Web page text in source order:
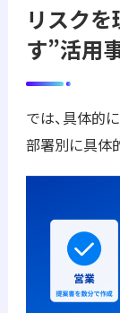
リスク
す”活用
では、具体的
部署別に具体